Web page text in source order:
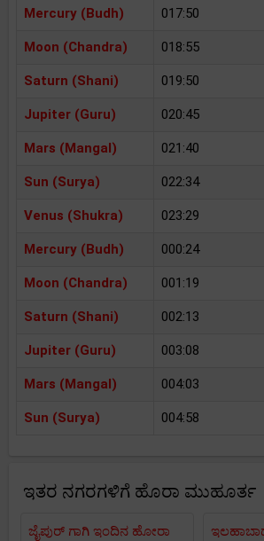
Mercury (Budh) 017:50
Moon (Chandra) 018:55
Saturn (Shani) 019:50
Jupiter (Guru) 020:45
Mars (Mangal) 021:40
Sun (Surya) 022:34
Venus (Shukra) 023:29
Mercury (Budh) 000:24
Moon (Chandra) 001:19
Saturn (Shani) 002:13
Jupiter (Guru) 003:08
Mars (Mangal) 004:03
Sun (Surya) 004:58
ಇತರ ನಗರಗಳಿಗೆ ಹೊರಾ ಮುಹೂರ್ತ
ಜೈಪುರ್ ಗಾಗಿ ಇಂದಿನ ಹೋರಾ